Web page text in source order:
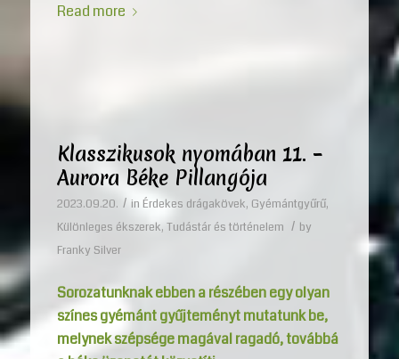
Read more
Klasszikusok nyomában 11. –
Aurora Béke Pillangója
2023.09.20. / in Érdekes drágakövek, Gyémántgyűrű,
Különleges ékszerek, Tudástár és történelem / by
Franky Silver
Sorozatunknak ebben a részében egy olyan
színes gyémánt gyűjteményt mutatunk be,
melynek szépsége magával ragadó, továbbá